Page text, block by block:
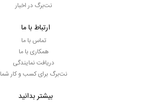
نت‌برگ در اخبار
ارتباط با ما
تماس با ما
همکاری با ما
دریافت نمایندگی
نت‌برگ برای کسب و کار شما
بیشتر بدانید